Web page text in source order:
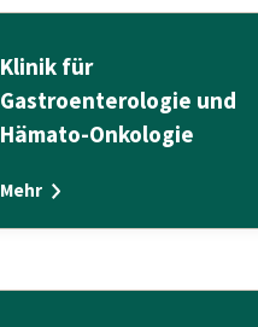
Klinik für
Gastroenterologie und
Hämato-Onkologie
Mehr